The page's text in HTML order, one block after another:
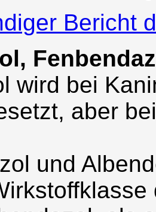
Bericht
wird bei
aber
und